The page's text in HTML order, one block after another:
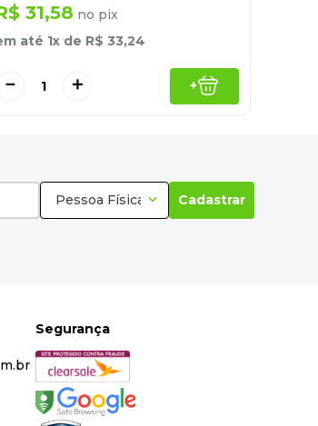
31,58 no pix
até 1x de R$ 33,24
＋
－ +
Pessoa Física Cadastrar
Segurança